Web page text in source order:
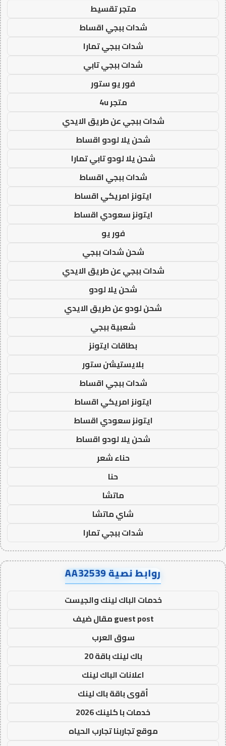
متجر تقسيط
شدات ببجي اقساط
شدات ببجي تمارا
شدات ببجي تابي
فور يو ستور
متجر 4u
شدات ببجي عن طريق الايدي
شحن يلا لودو اقساط
شحن يلا لودو تابي تمارا
شدات ببجي اقساط
ايتونز امريكي اقساط
ايتونز سعودي اقساط
فور يو
شحن شدات ببجي
شدات ببجي عن طريق الايدي
شحن يلا لودو
شحن لودو عن طريق الايدي
شعبية ببجي
بطاقات ايتونز
بلايستيشن ستور
شدات ببجي اقساط
ايتونز امريكي اقساط
ايتونز سعودي اقساط
شحن يلا لودو اقساط
حناء شعر
حنا
ماتشا
شاي ماتشا
شدات ببجي تمارا
روابط نصية AA32539
خدمات الباك لينك والجيست
guest post مقال ضيف
سوق العرب
باك لينك باقة 20
اعلانات الباك لينك
أقوى باقة باك لينك
خدمات با كلينك 2026
موقع تجاربنا تجارب الحياه